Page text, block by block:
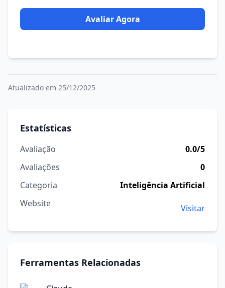
Avaliar Agora
Atualizado em 25/12/2025
Estatísticas
Avaliação
0.0/5
Avaliações
0
Categoria
Inteligência Artificial
Website
Visitar
Ferramentas Relacionadas